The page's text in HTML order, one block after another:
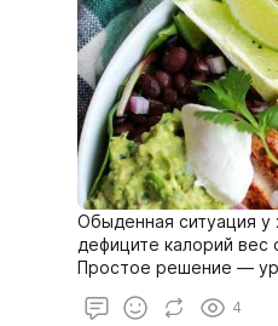
Обыденная ситуация
дефиците калорий вес
Простое решение —
4